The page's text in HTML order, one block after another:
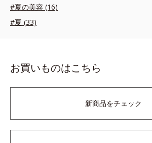
#夏の美容 (16)
#夏 (33)
お買いものはこちら
新商品をチェック